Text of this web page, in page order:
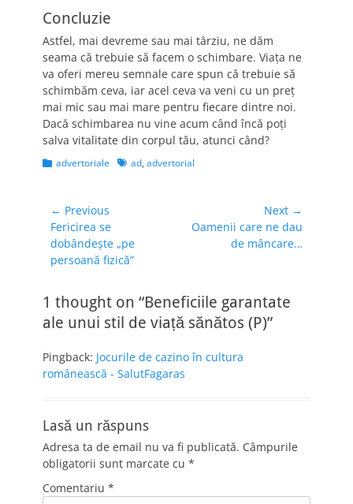
Concluzie
Astfel, mai devreme sau mai târziu, ne dăm
seama că trebuie să facem o schimbare. Viața ne
va oferi mereu semnale care spun că trebuie să
schimbăm ceva, iar acel ceva va veni cu un preț
mai mic sau mai mare pentru fiecare dintre noi.
Dacă schimbarea nu vine acum când încă poți
salva vitalitate din corpul tău, atunci când?
Categories
advertoriale Tagsad, advertorial
Navigare
în
articole
← Previous
Previous
post:
Fericirea se
dobândește „pe
persoană fizică”
Next →
NextOamenii care ne dau
de mâncare…
1 thought on “Beneficiile garantate
ale unui stil de viață sănătos (P)”
Pingback: Jocurile de cazino în cultura
românească - SalutFagaras
Lasă un răspuns
Adresa ta de email nu va fi publicată. Câmpurile
obligatorii sunt marcate cu *
Comentariu *